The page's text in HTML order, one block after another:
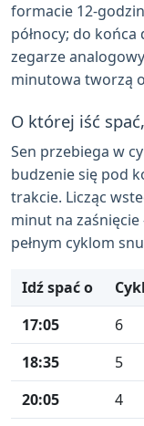
formacie 12-
północy; do
zegarze
minutowa tworzą
O której iść
Sen przebiega w
budzenie się pod
trakcie. Licząc
minut na
pełnym cyklom
Idź spać o
17:05
6
18:35
5
20:05
4